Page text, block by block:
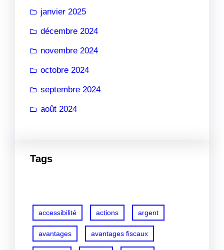
janvier 2025
décembre 2024
novembre 2024
octobre 2024
septembre 2024
août 2024
Tags
accessibilité actions argent
avantages avantages fiscaux